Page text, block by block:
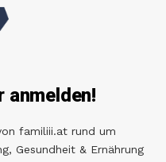
familiii.at rund um
Gesundheit & Ernährung